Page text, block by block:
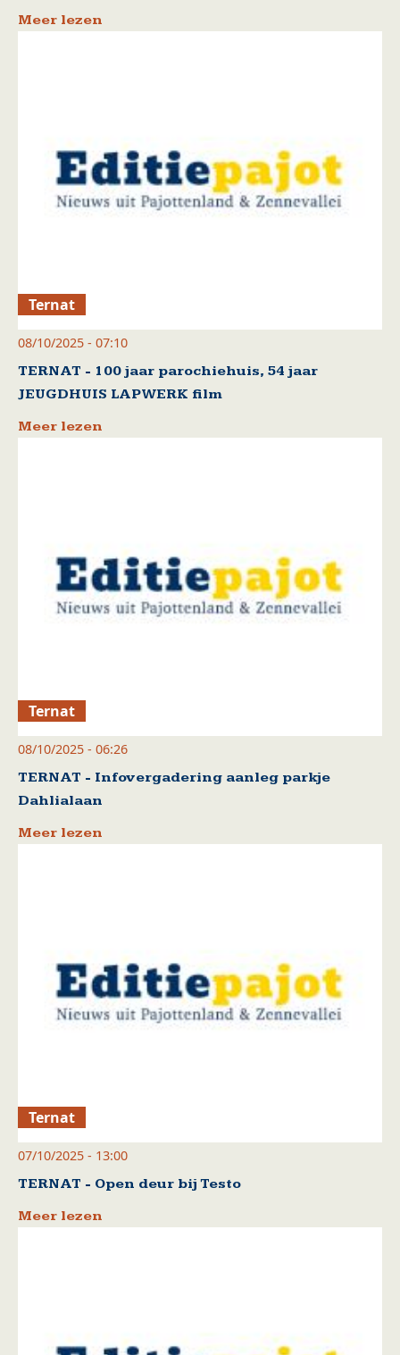
Meer lezen
Ternat
08/10/2025 - 07:10
TERNAT - 100 jaar parochiehuis, 54 jaar
JEUGDHUIS LAPWERK film
Meer lezen
Ternat
08/10/2025 - 06:26
TERNAT - Infovergadering aanleg parkje
Dahlialaan
Meer lezen
Ternat
07/10/2025 - 13:00
TERNAT - Open deur bij Testo
Meer lezen